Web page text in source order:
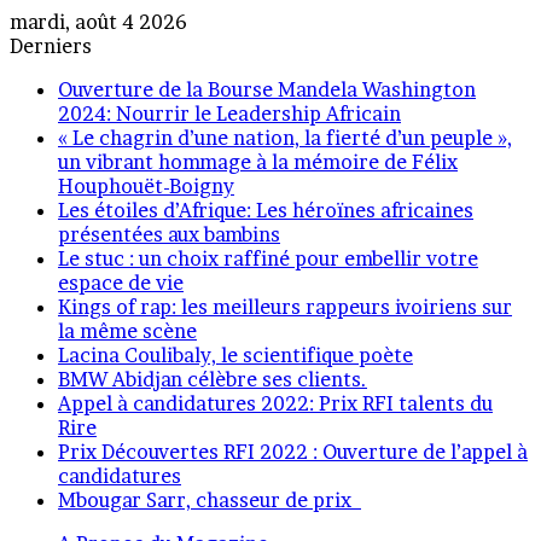
mardi, août 4 2026
Derniers
Ouverture de la Bourse Mandela Washington
2024: Nourrir le Leadership Africain
« Le chagrin d’une nation, la fierté d’un peuple »,
un vibrant hommage à la mémoire de Félix
Houphouët-Boigny
Les étoiles d’Afrique: Les héroïnes africaines
présentées aux bambins
Le stuc : un choix raffiné pour embellir votre
espace de vie
Kings of rap: les meilleurs rappeurs ivoiriens sur
la même scène
Lacina Coulibaly, le scientifique poète
BMW Abidjan célèbre ses clients.
Appel à candidatures 2022: Prix RFI talents du
Rire
Prix Découvertes RFI 2022 : Ouverture de l’appel à
candidatures
Mbougar Sarr, chasseur de prix